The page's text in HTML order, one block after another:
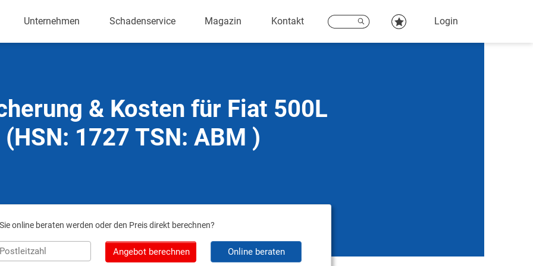
Unternehmen Schadenservice Magazin Kontakt Login
& Kosten für Fiat 500L
(HSN: 1727 TSN: ABM )
online beraten werden oder den Preis direkt berechnen?
Angebot berechnen Online beraten